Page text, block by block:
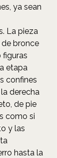
ya sean
La pieza
bronce
figuras
etapa
confines
derecha
de pie
como si
y las
hasta la